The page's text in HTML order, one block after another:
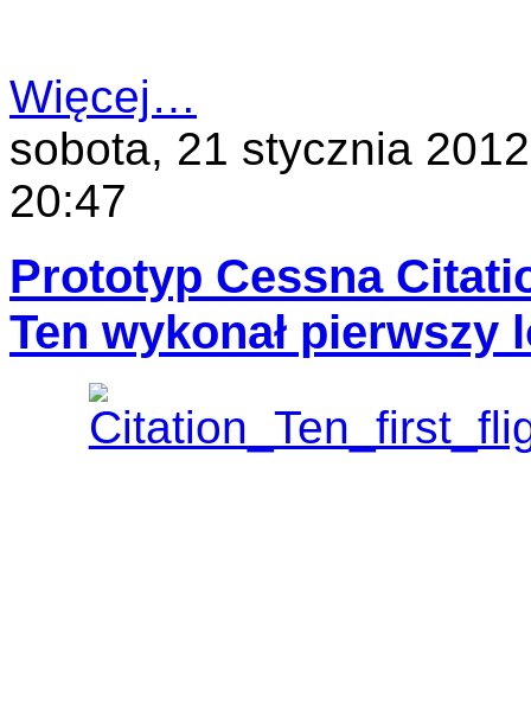
Więcej…
sobota, 21 stycznia 2012
20:47
Prototyp Cessna
Ten wykonał pierwszy